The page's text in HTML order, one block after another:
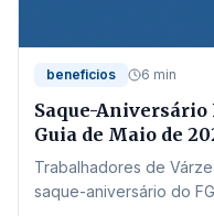
beneficios 6 min
Saque-Aniversário
Guia de Maio de
Trabalhadores de
saque-aniversário do